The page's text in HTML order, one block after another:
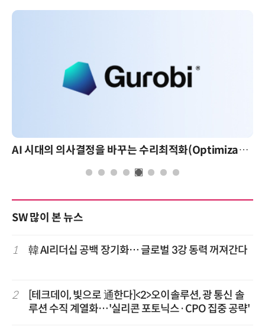
AI 시대의 의사결정을 바꾸는 수리최적화(Optimization): 실제 산업 적용 사례와 활용 전략
SW 많이 본 뉴스
1 韓 AI리더십 공백 장기화… 글로벌 3강 동력 꺼져간다
2
[테크데이, 빛으로 通한다]<2>오이솔루션, 광 통신 솔
루션 수직 계열화…'실리콘 포토닉스·CPO 집중 공략'